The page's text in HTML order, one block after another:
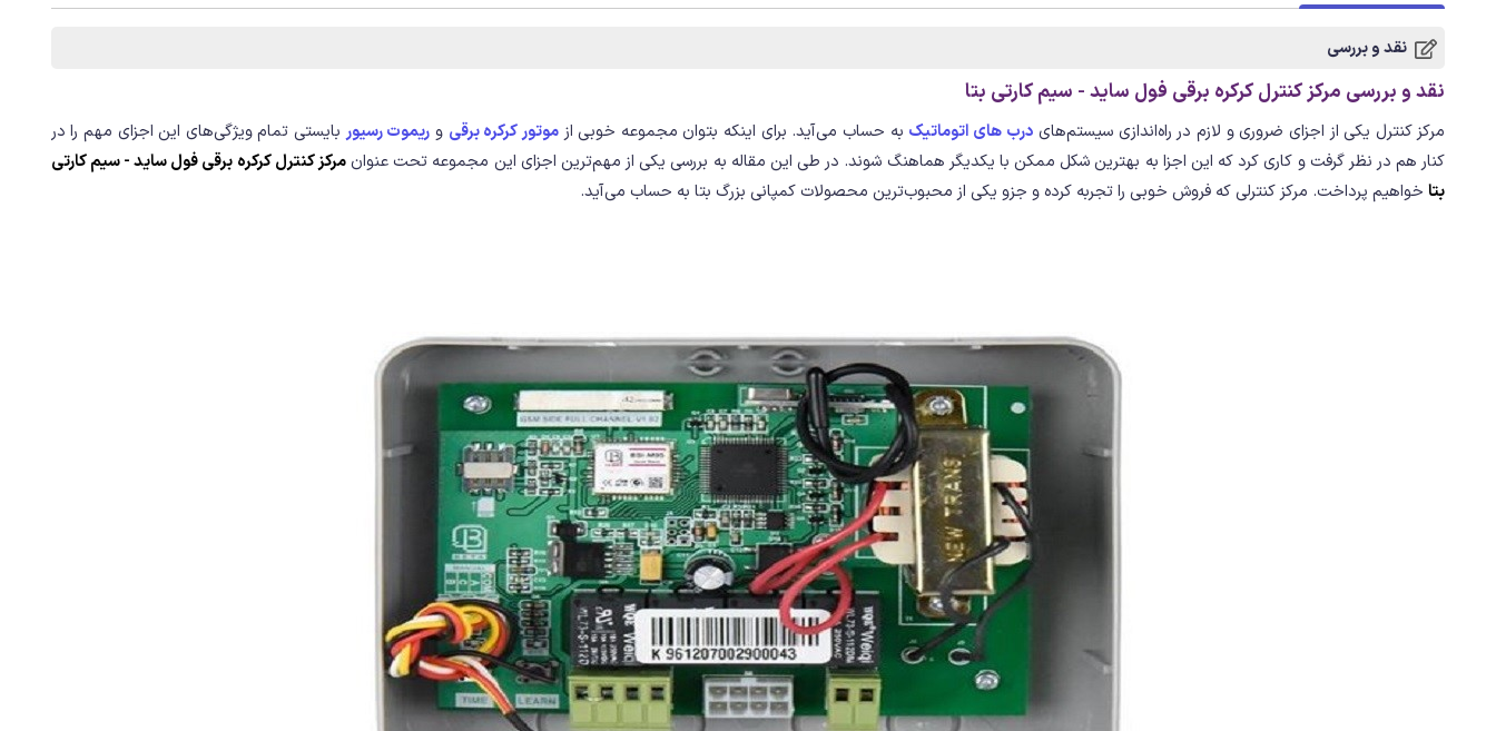
نقد و بررسی
نقد و بررسی مرکز کنترل کرکره برقی فول ساید - سیم کارتی بتا
مرکز کنترل یکی از اجزای ضروری و لازم در راه‌اندازی سیستم‌های درب های اتوماتیک به حساب می‌آید. برای اینکه بتوان مجموعه خوبی ازموتور کرکره‌ برقی و ریموت رسیوربایستی تمام ویژگی‌های این اجزای مهم را در
کنار هم در نظر گرفت و کاری کرد که این اجزا به بهترین شکل ممکن با یکدیگر هماهنگ شوند. در طی این مقاله به بررسی یکی از مهم‌ترین اجزای این مجموعه تحت عنوانمرکز کنترل کرکره برقی فول ساید - سیم کارتی
بتاخواهیم پرداخت. مرکز کنترلی که فروش خوبی را تجربه کرده و جزو یکی از محبوب‌ترین محصولات کمپانی بزرگ بتا به حساب می‌آید.